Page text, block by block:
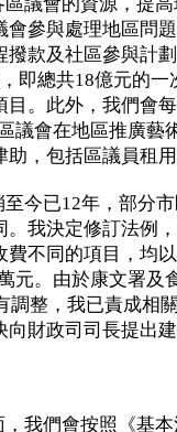
會參與處理地區問
撥款及社區參與計
即總共18億元的
目。此外，我們會
議會在地區推廣藝
助，包括區議員租
今已12年，部分
。我決定修訂法例
費不同的項目，均
元。由於康文署及
調整，我已責成相
向財政司司長提出
我們會按照《基